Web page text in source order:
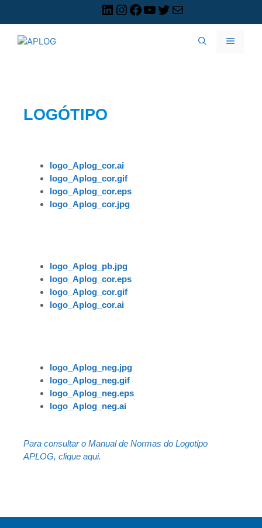
LOGÓTIPO
logo_Aplog_cor.ai
logo_Aplog_cor.gif
logo_Aplog_cor.eps
logo_Aplog_cor.jpg
logo_Aplog_pb.jpg
logo_Aplog_cor.eps
logo_Aplog_cor.gif
logo_Aplog_cor.ai
logo_Aplog_neg.jpg
logo_Aplog_neg.gif
logo_Aplog_neg.eps
logo_Aplog_neg.ai
Para consultar o Manual de Normas do Logotipo
APLOG, clique aqui.